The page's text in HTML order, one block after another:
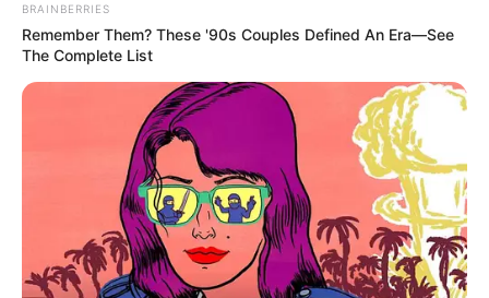
BRAINBERRIES
Remember Them? These '90s Couples Defined An Era—See
The Complete List